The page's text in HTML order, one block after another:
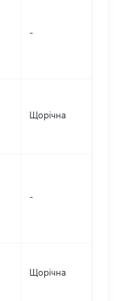
-
Щорічна
-
Щорічна